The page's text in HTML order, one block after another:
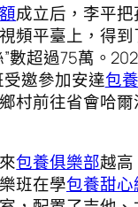
成立后，李平
頻平臺上，得
數超過75萬。
受邀參加安達包養
鄉村前往省會哈
包養俱樂部越高
班在學包養甜心